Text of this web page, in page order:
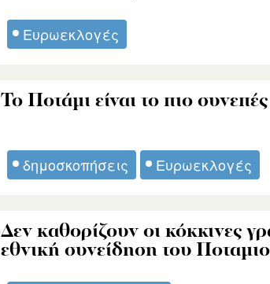
Ευρωεκλογές
Το Ποτάμι είναι το πιο
δημοσκοπήσεις Ευρωεκλογές
Δεν καθορίζουν οι κόκκινες
εθνική συνείδηση του